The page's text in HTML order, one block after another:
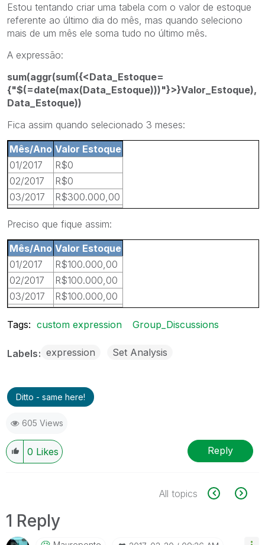
Estou tentando criar uma tabela com o valor de estoque
referente ao último dia do mês, mas quando seleciono
mais de um mês ele soma tudo no último mês.
A expressão:
sum(aggr(sum({<Data_Estoque=
{"$(=date(max(Data_Estoque)))"}>}Valor_Estoque),
Data_Estoque))
Fica assim quando selecionado 3 meses:
Mês/Ano Valor Estoque
01/2017
R$0
02/2017
R$0
03/2017
R$300.000,00
Preciso que fique assim:
Mês/Ano Valor Estoque
01/2017
R$100.000,00
02/2017
R$100.000,00
03/2017
R$100.000,00
Tags: custom expression Group_Discussions
Labels expression Set Analysis
Ditto - same here!
605 Views
0 Likes Reply
All topics
1 Reply